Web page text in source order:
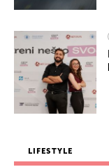
LIFESTYLE